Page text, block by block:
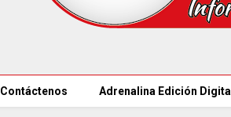
Contáctenos Adrenalina Edición Digital